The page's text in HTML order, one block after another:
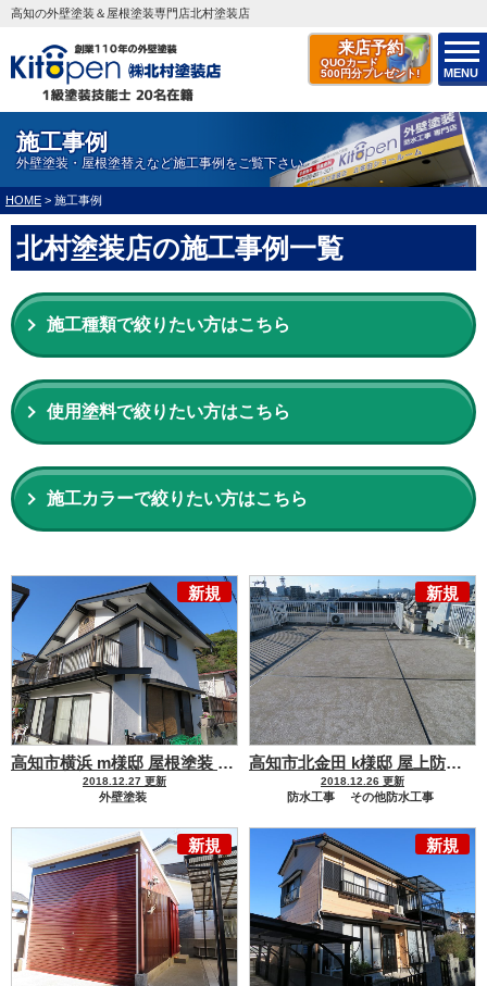
来店予約
QUOカード
500円分プレゼント!
MENU
高知の外壁塗装＆屋根塗装専門店北村塗装店
施工事例
外壁塗装・屋根塗替えなど施工事例をご覧下さい
HOME > 施工事例
北村塗装店の施工事例一覧
施工種類で絞りたい方はこちら
使用塗料で絞りたい方はこちら
施工カラーで絞りたい方はこちら
新規
高知市横浜 m様邸 屋根塗装 外壁塗装工事
2018.12.27 更新
外壁塗装
屋根塗装
化粧スレート
その他外装リフォーム
木部板金工事
新規
高知市北金田 k様邸 屋上防水工事
2018.12.26 更新
防水工事 その他防水工事
新規 新規